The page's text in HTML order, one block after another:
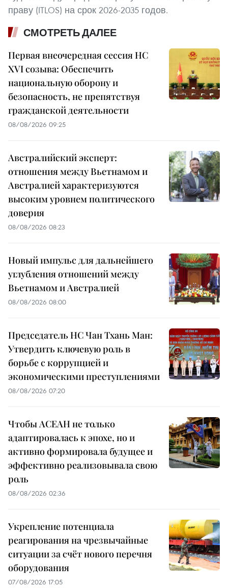
праву (ITLOS) на срок 2026-2035 годов.
СМОТРЕТЬ ДАЛЕЕ
Первая внеочередная сессия НС
XVI созыва: Обеспечить
национальную оборону и
безопасность, не препятствуя
гражданской деятельности
08/08/2026 09:25
Австралийский эксперт:
отношения между Вьетнамом и
Австралией характеризуются
высоким уровнем политического
доверия
08/08/2026 08:23
Новый импульс для дальнейшего
углубления отношений между
Вьетнамом и Австралией
08/08/2026 08:00
Председатель НС Чан Тхань Ман:
Утвердить ключевую роль в
борьбе с коррупцией и
экономическими преступлениями
08/08/2026 07:20
Чтобы АСЕАН не только
адаптировалась к эпохе, но и
активно формировала будущее и
эффективно реализовывала свою
роль
08/08/2026 02:36
Укрепление потенциала
реагирования на чрезвычайные
ситуации за счёт нового перечня
оборудования
07/08/2026 17:05